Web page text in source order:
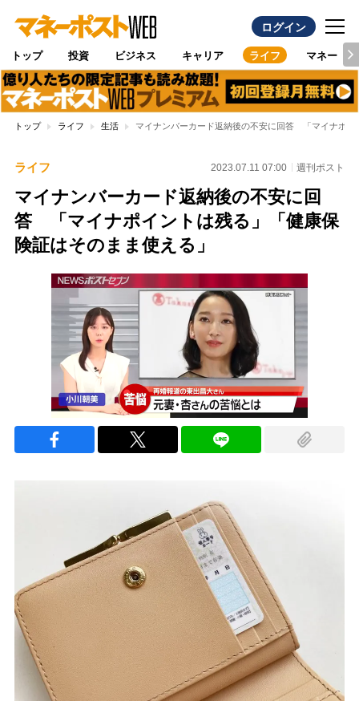
ログイン
トップ 投資 ビジネス キャリア ライフ マネー
トップ ライフ 生活 マイナンバーカード返納後の不安に回答 「マイナポイ
ライフ 2023.07.11 07:00 週刊ポスト
マイナンバーカード返納後の不安に回
答 「マイナポイントは残る」「健康保
険証はそのまま使える」